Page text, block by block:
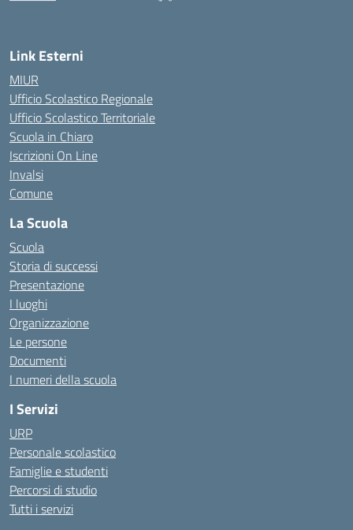
Link Esterni
MIUR
Ufficio Scolastico Regionale
Ufficio Scolastico Territoriale
Scuola in Chiaro
Iscrizioni On Line
Invalsi
Comune
La Scuola
Scuola
Storia di successi
Presentazione
I luoghi
Organizzazione
Le persone
Documenti
I numeri della scuola
I Servizi
URP
Personale scolastico
Famiglie e studenti
Percorsi di studio
Tutti i servizi